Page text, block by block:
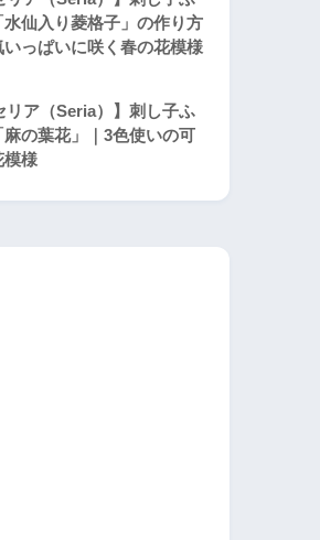
水仙入り菱格子」の作り方
いっぱいに咲く春の花模様
リア（Seria）】刺し子ふ
麻の葉花」｜3色使いの可
模様